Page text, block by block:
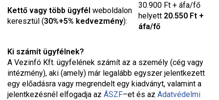
Kettő vagy több ügyfél weboldalon
keresztül (30%+5% kedvezmény):
30.900 Ft + áfa/fő
helyett 20.550 Ft +
áfa/fő
Ki számít ügyfélnek?
A Vezinfó Kft. ügyfelének számít az a személy (cég vagy
intézmény), aki (amely) már legalább egyszer jelentkezett
egy előadásra vagy megrendelt egy kiadványt, valamint a
jelentkezésnél elfogadja az ÁSZF–et és az Adatvédelmi